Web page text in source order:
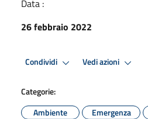
Data :
26 febbraio 2022
Condividi Vedi azioni
Categorie:
Ambiente
Emergenza